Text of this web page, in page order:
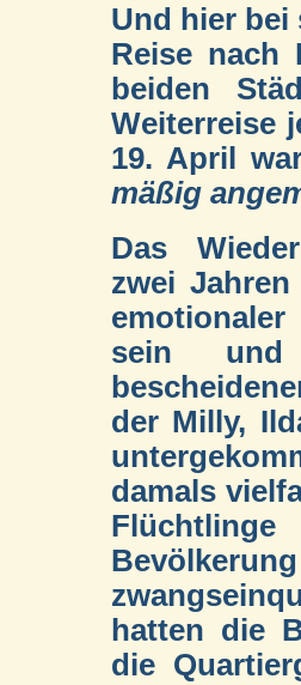
Und hier bei
Reise nach
beiden
Weiterreise
19. April
mäßig
Das
zwei
sein
der Milly,
damals
Bevölkerung
hatten die
die